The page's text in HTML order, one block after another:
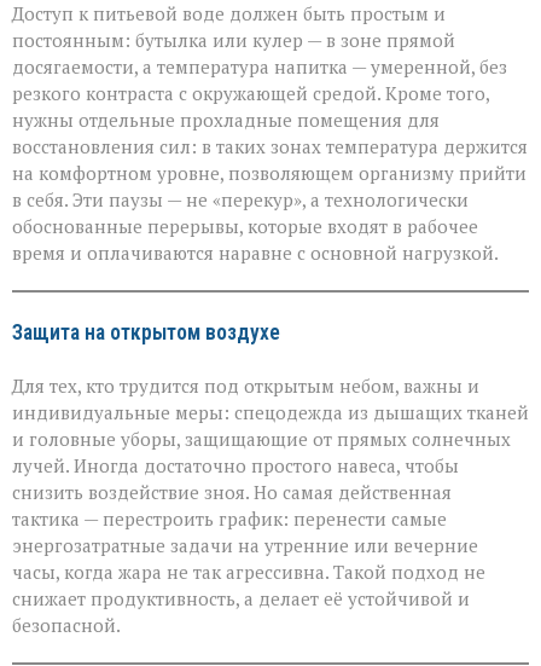
Доступ к питьевой воде должен быть простым и
постоянным: бутылка или кулер — в зоне прямой
досягаемости, а температура напитка — умеренной, без
резкого контраста с окружающей средой. Кроме того,
нужны отдельные прохладные помещения для
восстановления сил: в таких зонах температура держится
на комфортном уровне, позволяющем организму прийти
в себя. Эти паузы — не «перекур», а технологически
обоснованные перерывы, которые входят в рабочее
время и оплачиваются наравне с основной нагрузкой.
Защита на открытом воздухе
Для тех, кто трудится под открытым небом, важны и
индивидуальные меры: спецодежда из дышащих тканей
и головные уборы, защищающие от прямых солнечных
лучей. Иногда достаточно простого навеса, чтобы
снизить воздействие зноя. Но самая действенная
тактика — перестроить график: перенести самые
энергозатратные задачи на утренние или вечерние
часы, когда жара не так агрессивна. Такой подход не
снижает продуктивность, а делает её устойчивой и
безопасной.